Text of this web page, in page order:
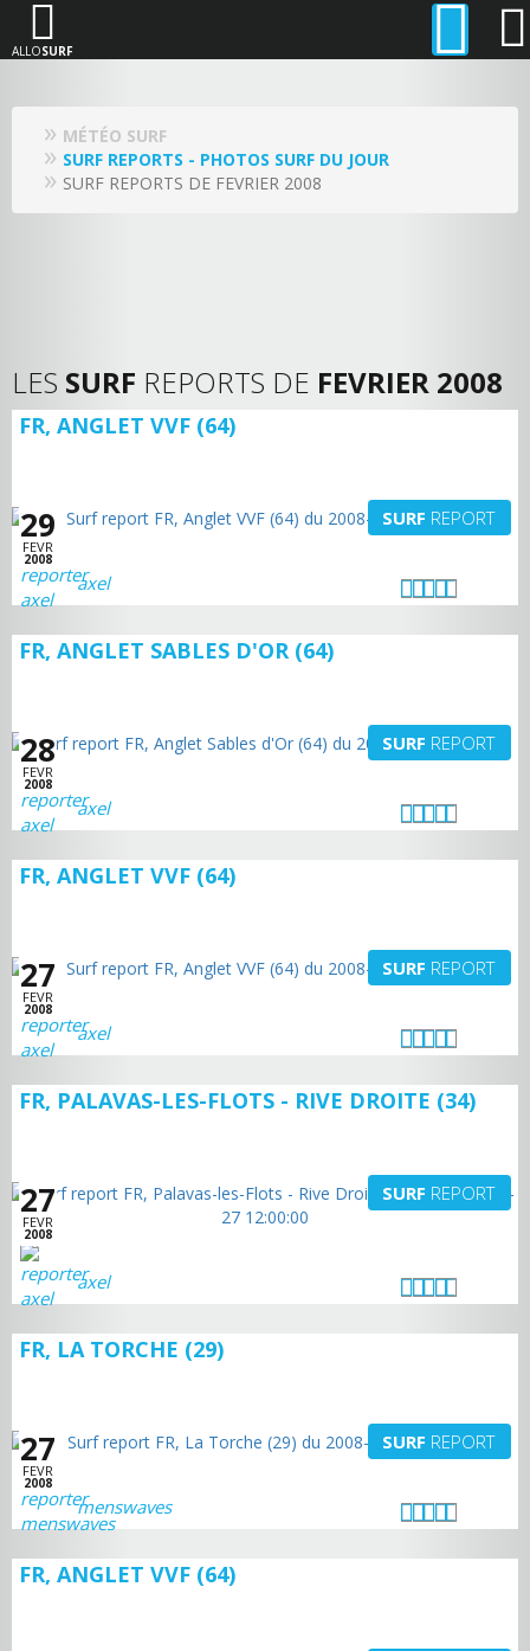
ALLOSURF
MÉTÉO SURF
SURF REPORTS - PHOTOS SURF DU JOUR
SURF REPORTS DE FEVRIER 2008
LES SURF REPORTS DE FEVRIER 2008
FR, ANGLET VVF (64)
29
FEVR
2008
SURF REPORT
axel
FR, ANGLET SABLES D'OR (64)
28
FEVR
2008
SURF REPORT
axel
FR, ANGLET VVF (64)
27
FEVR
2008
SURF REPORT
axel
FR, PALAVAS-LES-FLOTS - RIVE DROITE (34)
27
FEVR
2008
SURF REPORT
axel
FR, LA TORCHE (29)
27
FEVR
2008
SURF REPORT
menswaves
FR, ANGLET VVF (64)